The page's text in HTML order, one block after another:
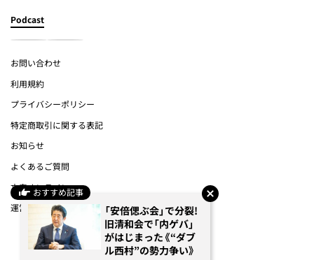
おすすめ記事
「安倍偲ぶ会」で分裂!
旧清和会で「内ゲバ」
がはじまった《“ダブ
ル西村”の勢力争い》
Podcast
お問い合わせ
利用規約
プライバシーポリシー
特定商取引に関する表記
お知らせ
よくあるご質問
文春オンライン
運営会社
(c) Bungeishunju Ltd.